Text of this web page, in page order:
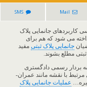
Mail
SMS
کاربردهای جانمایی پلاک
می شود که هم برای
جانمایی پلاک ثبتی مفید
مطلع بشوند.
رسمی دادگستری
با نقشه مانند عمران-
عملیات جانمایی پلاک